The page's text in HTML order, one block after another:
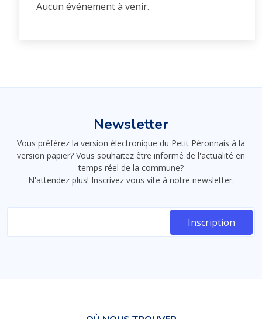
Aucun événement à venir.
Newsletter
Vous préférez la version électronique du Petit Péronnais à la
version papier? Vous souhaitez être informé de l'actualité en
temps réel de la commune?
N'attendez plus! Inscrivez vous vite à notre newsletter.